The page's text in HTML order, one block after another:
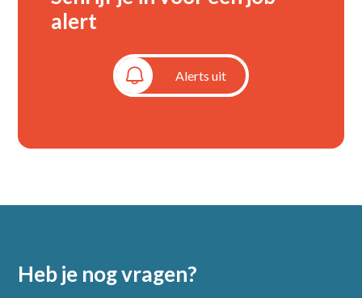
alert
Alerts uit
Heb je nog vragen?